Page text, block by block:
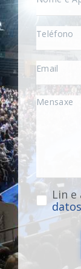
Lin e
datos